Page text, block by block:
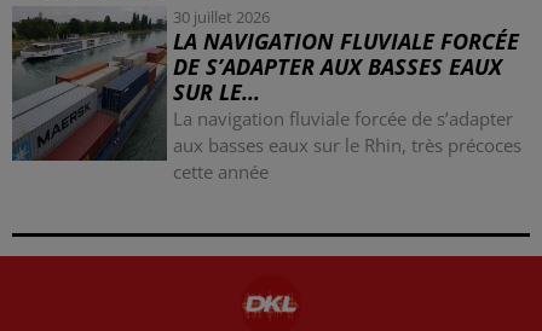
30 juillet 2026
LA NAVIGATION FLUVIALE FORCÉE
DE S’ADAPTER AUX BASSES EAUX
SUR LE...
La navigation fluviale forcée de s’adapter
aux basses eaux sur le Rhin, très précoces
cette année